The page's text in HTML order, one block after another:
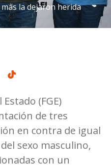
la dejaron herida
(FGE)
de tres
en contra de igual
sexo masculino,
con un